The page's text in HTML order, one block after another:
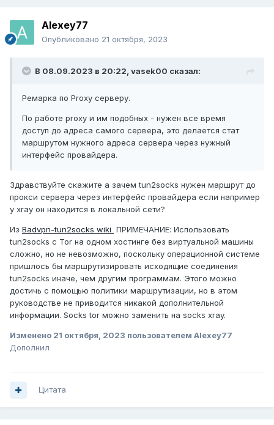
Alexey77
Опубликовано 21 октября, 2023
В 08.09.2023 в 20:22, vasek00 сказал:
Ремарка по Proxy серверу.
По работе proxy и им подобных - нужен все время
доступ до адреса самого сервера, это делается стат
маршрутом нужного адреса сервера через нужный
интерфейс провайдера.
Здравствуйте скажите а зачем tun2socks нужен маршрут до
прокси сервера через интерфейс провайдера если например
у xray он находится в локальной сети?
Из Badvpn-tun2socks wiki ПРИМЕЧАНИЕ: Использовать
tun2socks с Tor на одном хостинге без виртуальной машины
сложно, но не невозможно, поскольку операционной системе
пришлось бы маршрутизировать исходящие соединения
tun2socks иначе, чем другим программам. Этого можно
достичь с помощью политики маршрутизации, но в этом
руководстве не приводится никакой дополнительной
информации. Socks tor можно заменить на socks xray.
Изменено 21 октября, 2023 пользователем Alexey77
Дополнил
Цитата